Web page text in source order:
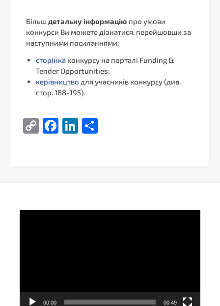
Більш детальну інформацію про умови
конкурси Ви можете дізнатися, перейшовши за
наступними посиланнями:
сторінка конкурсу на порталі Funding &
Tender Opportunities;
керівництво для учасників конкурсу (див.
стор. 188-195).
CopyFacebook
LinkedIn
00:00 00:49